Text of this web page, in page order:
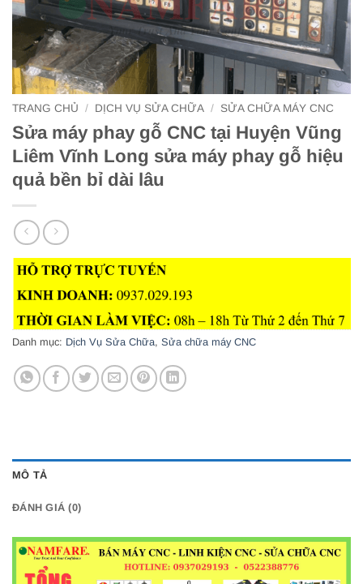
TRANG CHỦ / DỊCH VỤ SỬA CHỮA / SỬA CHỮA MÁY CNC
Sửa máy phay gỗ CNC tại Huyện Vũng
Liêm Vĩnh Long sửa máy phay gỗ hiệu
quả bền bỉ dài lâu
Danh mục: Dịch Vụ Sửa Chữa, Sửa chữa máy CNC
MÔ TẢ
ĐÁNH GIÁ (0)